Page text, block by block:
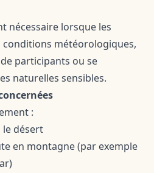
nécessaire lorsque les
météorologiques,
participants ou se
naturelles sensibles.
:
le désert
en montagne (par exemple